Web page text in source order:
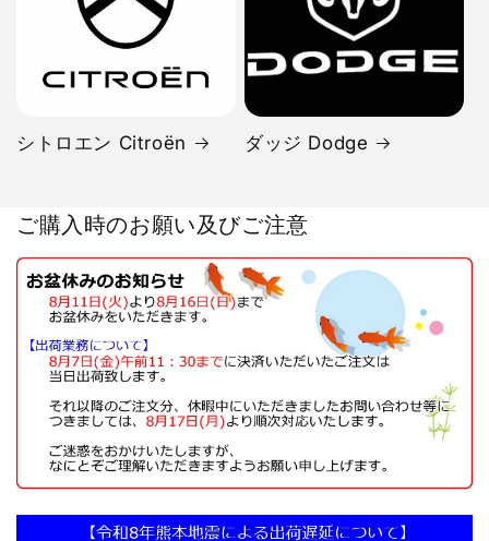
シトロエン Citroën ダッジ Dodge
ご購入時のお願い及びご注意